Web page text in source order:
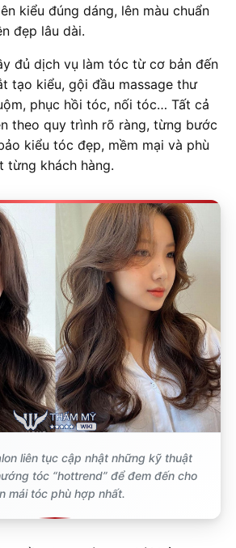
kiểu đúng dáng, lên màu chuẩn
đẹp lâu dài.
đủ dịch vụ làm tóc từ cơ bản đến
tạo kiểu, gội đầu massage thư
phục hồi tóc, nối tóc… Tất cả
theo quy trình rõ ràng, từng bước
kiểu tóc đẹp, mềm mại và phù
từng khách hàng.
liên tục cập nhật những kỹ thuật
tóc “hottrend” để đem đến cho
mái tóc phù hợp nhất.